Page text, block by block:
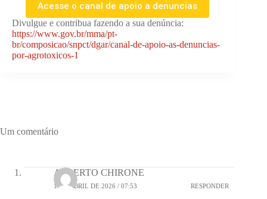
Acesse o canal de apoio a denuncias
Divulgue e contribua fazendo a sua denúncia:
https://www.gov.br/mma/pt-
br/composicao/snpct/dgar/canal-de-apoio-as-denuncias-
por-agrotoxicos-1
Um comentário
ALBERTO CHIRONE
1 DE ABRIL DE 2026 / 07:53 RESPONDER